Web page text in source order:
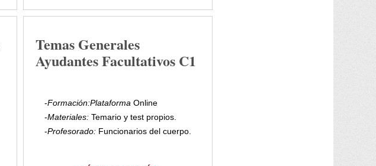
Temas Generales
Ayudantes Facultativos C1
-Formación:PlataformaOnline
-Materiales: Temario y test propios.
-Profesorado: Funcionarios del cuerpo.